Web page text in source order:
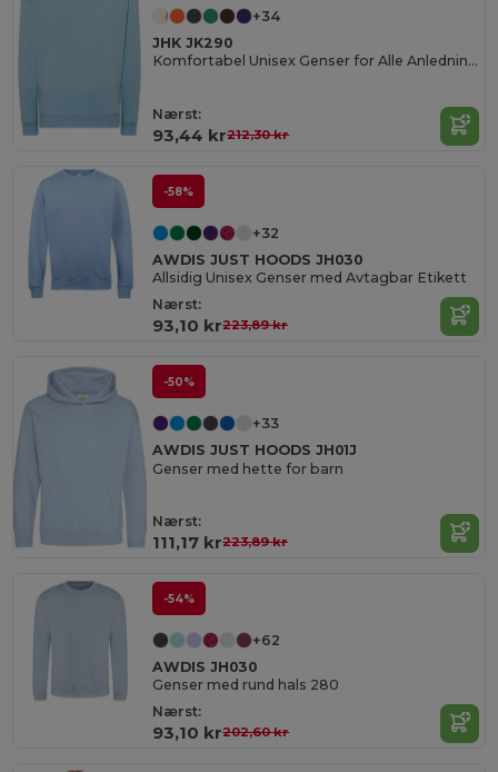
+34
JHK JK290
Komfortabel Unisex Genser for Alle Anledninger
Nærst:
93,44 kr212,30 kr
-58%
+32
AWDIS JUST HOODS JH030
Allsidig Unisex Genser med Avtagbar Etikett
Nærst:
93,10 kr223,89 kr
-50%
+33
AWDIS JUST HOODS JH01J
Genser med hette for barn
Nærst:
111,17 kr223,89 kr
-54%
+62
AWDIS JH030
Genser med rund hals 280
Nærst:
93,10 kr202,60 kr